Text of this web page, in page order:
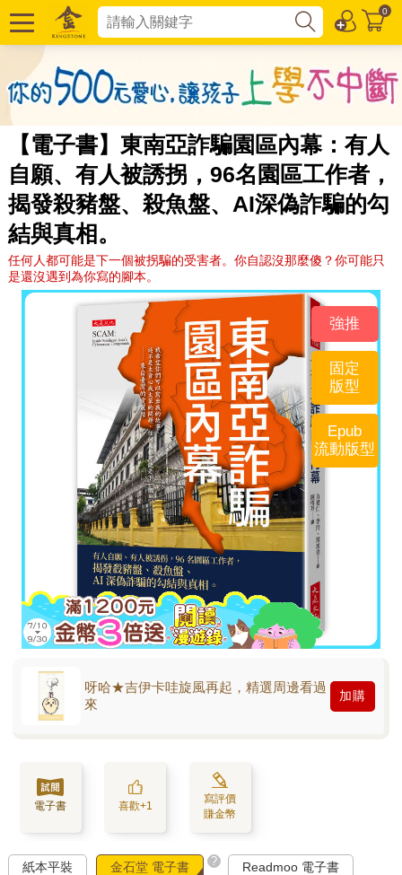
0
【電子書】東南亞詐騙園區內幕：有人
自願、有人被誘拐，96名園區工作者，
揭發殺豬盤、殺魚盤、AI深偽詐騙的勾
結與真相。
任何人都可能是下一個被拐騙的受害者。你自認沒那麼傻？你可能只
是還沒遇到為你寫的腳本。
強推
固定
版型
Epub
流動版型
呀哈★吉伊卡哇旋風再起，精選周邊看過
來
加購
電子書 喜歡+1
寫評價
賺金幣
紙本平裝 金石堂 電子書 ? Readmoo 電子書